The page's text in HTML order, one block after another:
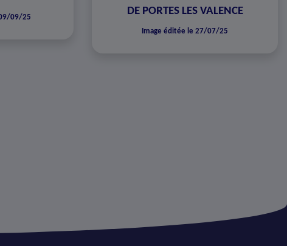
09/25
DE PORTES LES VALENCE
Image éditée le 27/07/25